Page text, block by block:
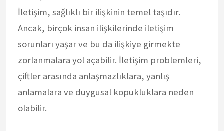
İletişim, sağlıklı bir ilişkinin temel taşıdır.
Ancak, birçok insan ilişkilerinde iletişim
sorunları yaşar ve bu da ilişkiye girmekte
zorlanmalara yol açabilir. İletişim problemleri,
çiftler arasında anlaşmazlıklara, yanlış
anlamalara ve duygusal kopukluklara neden
olabilir.